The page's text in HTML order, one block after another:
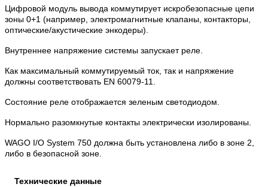
Цифровой модуль вывода коммутирует искробезопасные цепи
зоны 0+1 (например, электромагнитные клапаны, контакторы,
оптические/акустические энкодеры).
Внутреннее напряжение системы запускает реле.
Как максимальный коммутируемый ток, так и напряжение
должны соответствовать EN 60079-11.
Состояние реле отображается зеленым светодиодом.
Нормально разомкнутые контакты электрически изолированы.
WAGO I/O System 750 должна быть установлена ​​либо в зоне 2,
либо в безопасной зоне.
Технические данные